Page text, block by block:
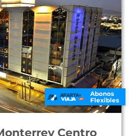
Abonos
Flexibles
Centro